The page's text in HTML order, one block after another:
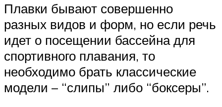
Плавки бывают совершенно
разных видов и форм, но если речь
идет о посещении бассейна для
спортивного плавания, то
необходимо брать классические
модели – “слипы” либо “боксеры”.